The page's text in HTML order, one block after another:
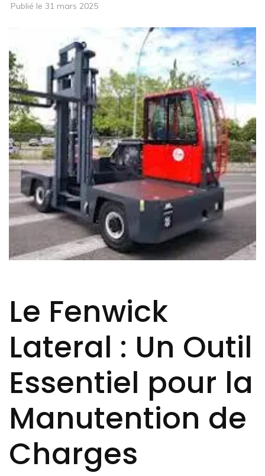
Publié le 31 mars 2025
Le Fenwick
Lateral : Un Outil
Essentiel pour la
Manutention de
Charges